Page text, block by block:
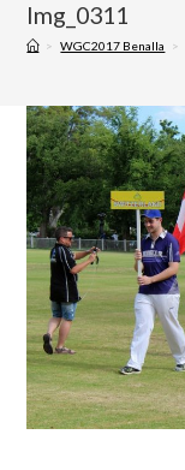
Img_0311
> WGC2017 Benalla >